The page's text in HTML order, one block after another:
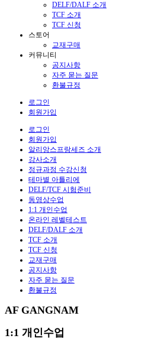
DELF/DALF 소개
TCF 소개
TCF 신청
스토어
교재구매
커뮤니티
공지사항
자주 묻는 질문
환불규정
로그인
회원가입
로그인
회원가입
알리앙스프랑세즈 소개
강사소개
정규과정 수강신청
테마별 아틀리에
DELF/TCF 시험준비
동영상수업
1:1 개인수업
온라인 레벨테스트
DELF/DALF 소개
TCF 소개
TCF 신청
교재구매
공지사항
자주 묻는 질문
환불규정
AF GANGNAM
1:1 개인수업